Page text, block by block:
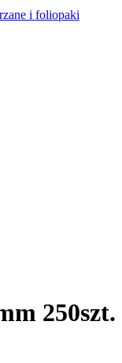
i foliopaki
250szt.